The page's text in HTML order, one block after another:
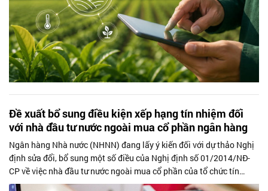
Đề xuất bổ sung điều kiện xếp hạng tín nhiệm đối
với nhà đầu tư nước ngoài mua cổ phần ngân hàng
Ngân hàng Nhà nước (NHNN) đang lấy ý kiến đối với dự thảo Nghị
định sửa đổi, bổ sung một số điều của Nghị định số 01/2014/NĐ-
CP về việc nhà đầu tư nước ngoài mua cổ phần của tổ chức tín
dụng Việt Nam và...